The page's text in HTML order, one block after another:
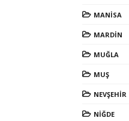
MANİSA
MARDİN
MUĞLA
MUŞ
NEVŞEHİR
NİĞDE